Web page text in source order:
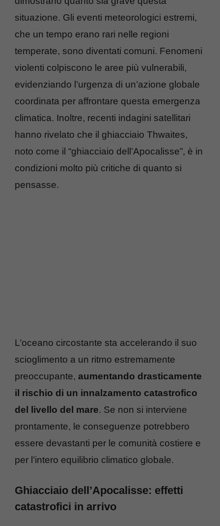
situazione. Gli eventi meteorologici estremi,
che un tempo erano rari nelle regioni
temperate, sono diventati comuni. Fenomeni
violenti colpiscono le aree più vulnerabili,
evidenziando l’urgenza di un’azione globale
coordinata per affrontare questa emergenza
climatica. Inoltre, recenti indagini satellitari
hanno rivelato che il ghiacciaio Thwaites,
noto come il “ghiacciaio dell’Apocalisse”, è in
condizioni molto più critiche di quanto si
pensasse.
L’oceano circostante sta accelerando il suo
scioglimento a un ritmo estremamente
preoccupante, aumentando drasticamente
il rischio di un innalzamento catastrofico
del livello del mare. Se non si interviene
prontamente, le conseguenze potrebbero
essere devastanti per le comunità costiere e
per l’intero equilibrio climatico globale.
Ghiacciaio dell’Apocalisse: effetti
catastrofici in arrivo